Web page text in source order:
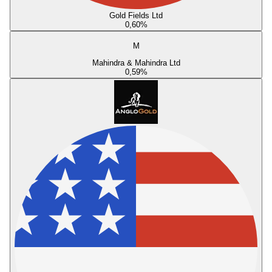
Gold Fields Ltd
0,60%
M
Mahindra & Mahindra Ltd
0,59%